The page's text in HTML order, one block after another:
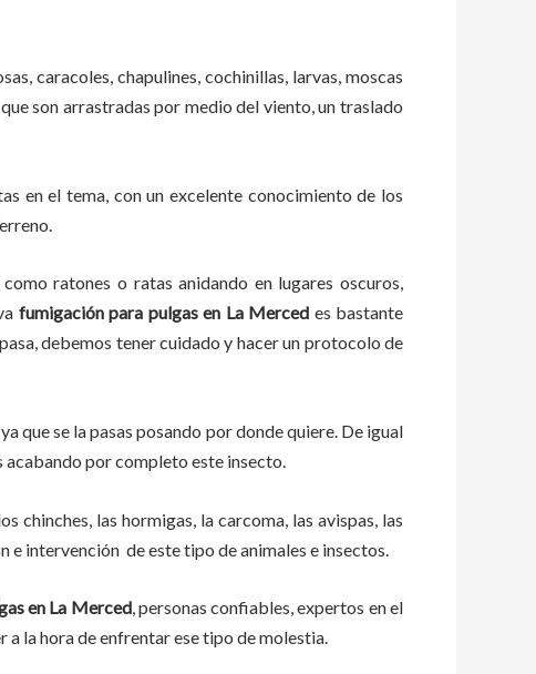
caracoles, chapulines, cochinillas, larvas, moscas
son arrastradas por medio del viento, un traslado
en el tema, con un excelente conocimiento de los
ratones o ratas anidando en lugares oscuros,
fumigación para pulgas en La Merced es bastante
debemos tener cuidado y hacer un protocolo de
que se la pasas posando por donde quiere. De igual
por completo este insecto.
chinches, las hormigas, la carcoma, las avispas, las
e intervención de este tipo de animales e insectos.
en La Merced, personas confiables, expertos en el
a la hora de enfrentar ese tipo de molestia.